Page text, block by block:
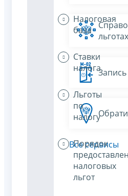
Налоговая
база
Ставки
налога
Льготы
по
налогу
Порядок
налоговых
льгот
Все сервисы